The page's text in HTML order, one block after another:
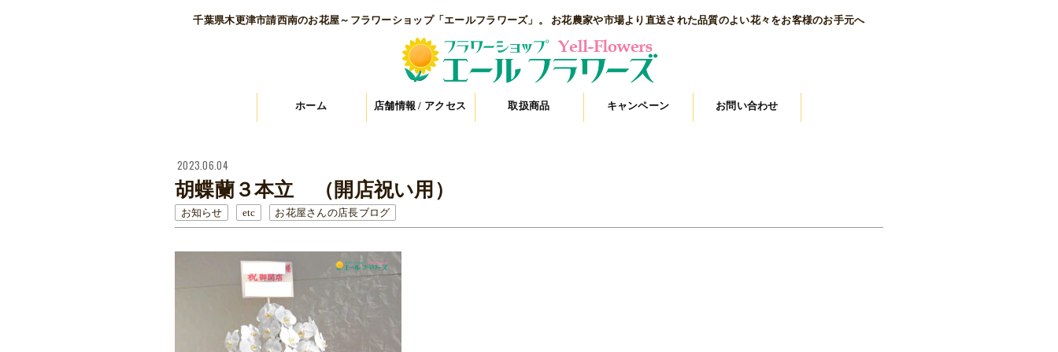
千葉県木更津市請西南のお花屋～フラワーショップ「エールフラワーズ」。 お花農家や市場より直送された品質のよい花々をお客様のお手元へ
ホーム 店舗情報 / アクセス 取扱商品 キャンペーン お問い合わせ
2023.06.04
胡蝶蘭３本立 （開店祝い用）
お知らせ etc お花屋さんの店長ブログ